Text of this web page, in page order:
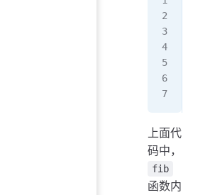
上面代
码中，
fib
函数内